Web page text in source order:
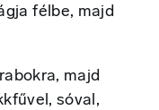
félbe, majd
majd
sóval,